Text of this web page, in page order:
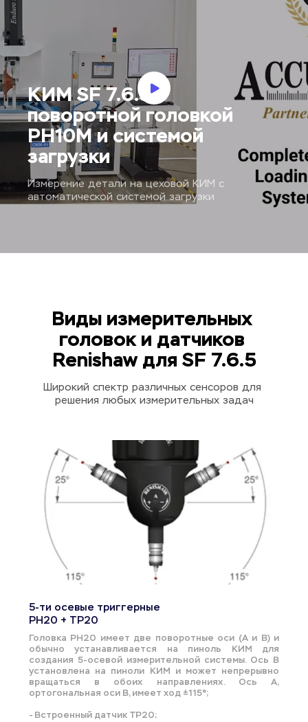
КИМ SF 7.6.5 с
поворотной головкой
PH10M и системой
загрузки
Измерение детали на цеховой КИМ с
автоматической системой загрузки
Виды измерительных
головок и датчиков
Renishaw для SF 7.6.5
Широкий спектр различных сенсоров для
решения любых измерительных задач
5-ти осевые триггерные
PH20 + TP20
Головка PH20 имеет две поворотные оси (A и B) и
обычно устанавливается на пиноль КИМ для
создания 5-осевой измерительной системы. Ось B
установлена ​​на пиноли КИМ и может непрерывно
вращаться в обоих направлениях. Ось A,
ортогональная оси B, имеет ход ±115°;
- Встроенный датчик TP20;